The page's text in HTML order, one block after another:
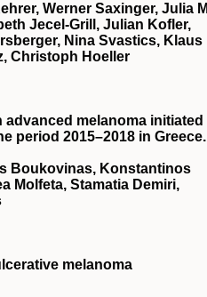
Werner Saxinger, Julia
Jecel-Grill, Julian Kofler,
Nina Svastics, Klaus
Christoph Hoeller
melanoma initiated
period 2015–2018 in Greece.
Boukovinas, Konstantinos
Molfeta, Stamatia Demiri,
melanoma